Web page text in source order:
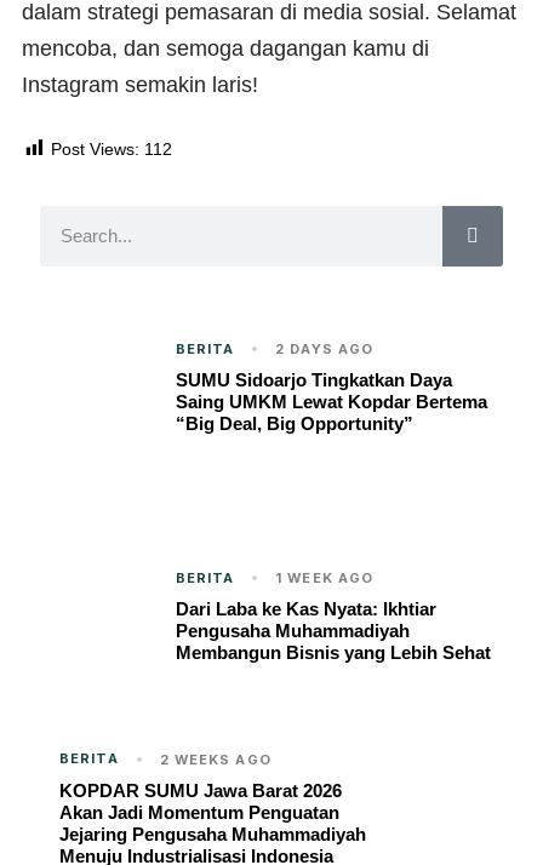
dalam strategi pemasaran di media sosial. Selamat
mencoba, dan semoga dagangan kamu di
Instagram semakin laris!
Post Views: 112
BERITA 2 DAYS AGO
SUMU Sidoarjo Tingkatkan Daya
Saing UMKM Lewat Kopdar Bertema
“Big Deal, Big Opportunity”
BERITA 1 WEEK AGO
Dari Laba ke Kas Nyata: Ikhtiar
Pengusaha Muhammadiyah
Membangun Bisnis yang Lebih Sehat
BERITA 2 WEEKS AGO
KOPDAR SUMU Jawa Barat 2026
Akan Jadi Momentum Penguatan
Jejaring Pengusaha Muhammadiyah
Menuju Industrialisasi Indonesia